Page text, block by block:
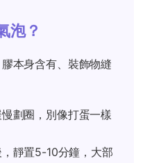
泡？
本身含有、裝飾物縫
劃圈，別像打蛋一樣
，靜置5-10分鐘，大部